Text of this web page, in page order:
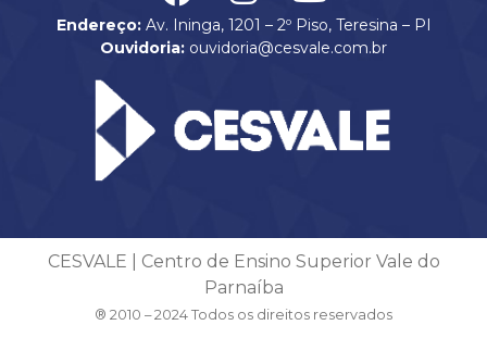
Endereço:Av. Ininga, 1201 – 2º Piso, Teresina – PI
Ouvidoria: ouvidoria@cesvale.com.br
CESVALE | Centro de Ensino Superior Vale do
Parnaíba
® 2010 – 2024 Todos os direitos reservados